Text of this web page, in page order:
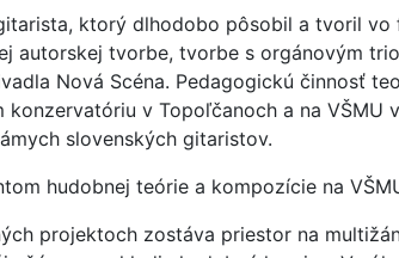
ktorý dlhodobo pôsobil a tvoril vo
autorskej tvorbe, tvorbe s orgánovým
Nová Scéna. Pedagogickú činnosť
konzervatóriu v Topoľčanoch a na VŠMU
slovenských gitaristov.
hudobnej teórie a kompozície na
projektoch zostáva priestor na